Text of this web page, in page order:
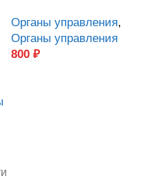
Органы управления,
Органы управления
800 ₽